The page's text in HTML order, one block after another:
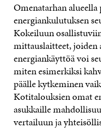
Omenatarhan
energiankulutuksen
Kokeiluun
mittauslaitteet, joiden
energiankäyttöä voi
miten esimerkiksi
päälle kytkeminen
Kotitalouksien omat
asukkaille
vertailuun ja